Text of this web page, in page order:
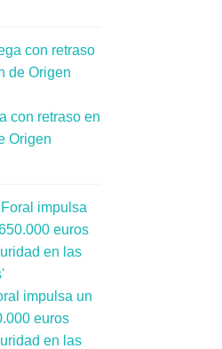
con retraso en
Origen
impulsa un
euros
en las